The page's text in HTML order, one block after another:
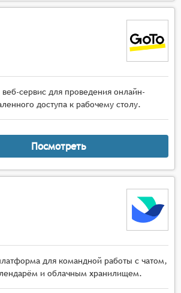
сервис для проведения онлайн-
доступа к рабочему столу.
Посмотреть
для командной работы с чатом,
и облачным хранилищем.